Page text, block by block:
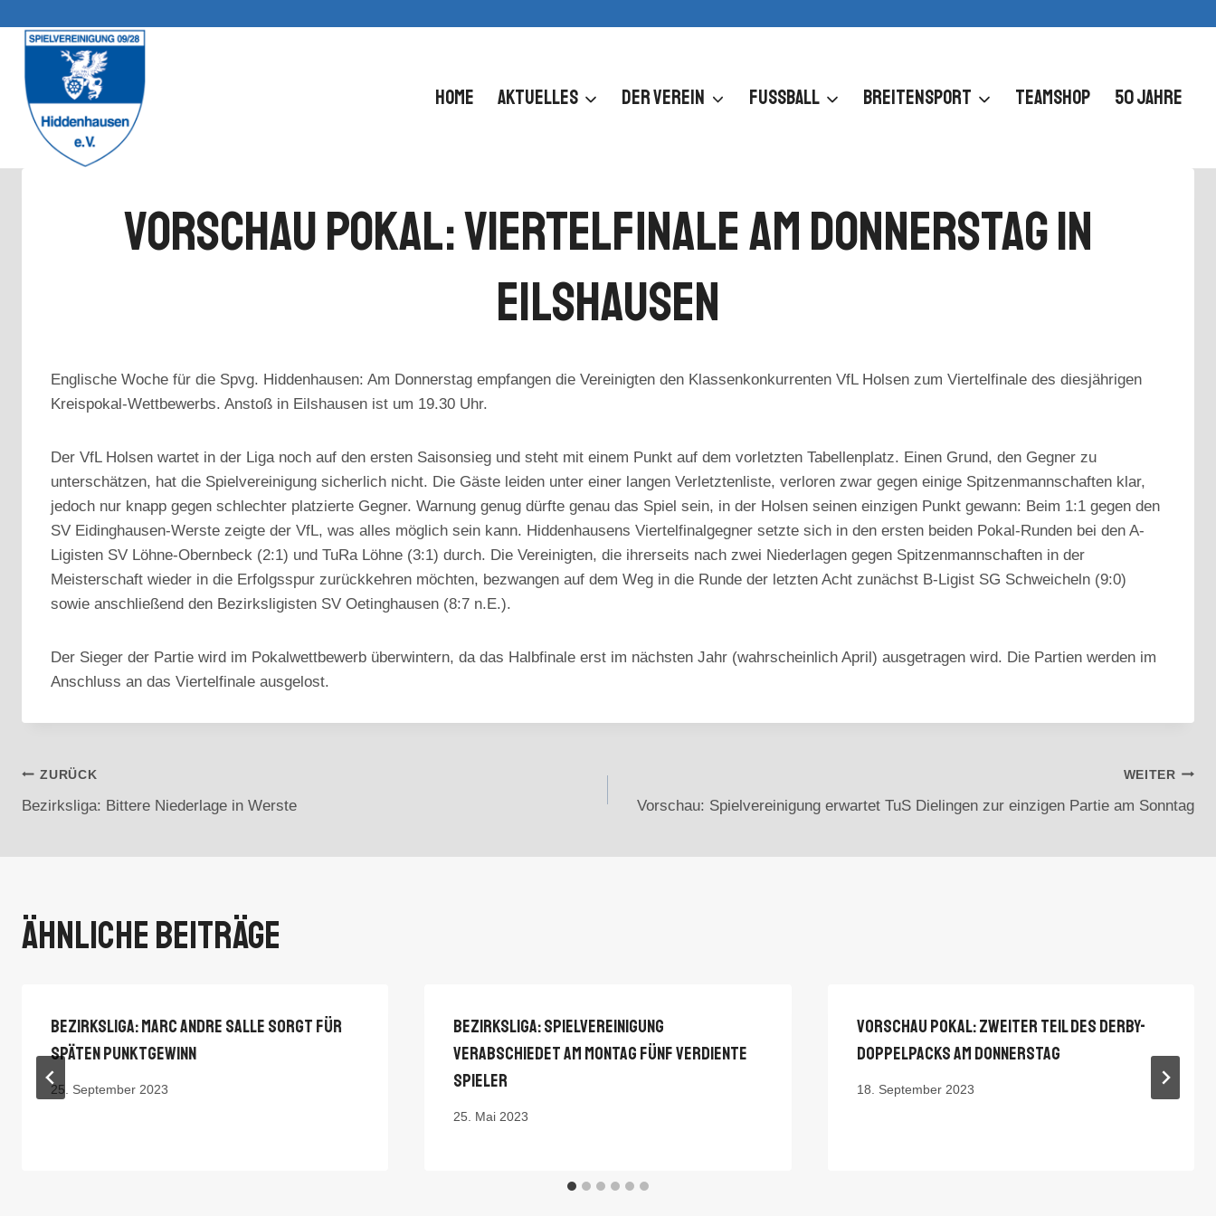
Inhalt
HOME AKTUELLES DER VEREIN FUSSBALL BREITENSPORT TEAMSHOP 50 JAHRE
Vorschau Pokal: Viertelfinale Am Donnerstag In
Eilshausen
Englische Woche für die Spvg. Hiddenhausen: Am Donnerstag empfangen die Vereinigten den Klassenkonkurrenten VfL Holsen zum Viertelfinale des diesjährigen
Kreispokal-Wettbewerbs. Anstoß in Eilshausen ist um 19.30 Uhr.
Der VfL Holsen wartet in der Liga noch auf den ersten Saisonsieg und steht mit einem Punkt auf dem vorletzten Tabellenplatz. Einen Grund, den Gegner zu
unterschätzen, hat die Spielvereinigung sicherlich nicht. Die Gäste leiden unter einer langen Verletztenliste, verloren zwar gegen einige Spitzenmannschaften klar,
jedoch nur knapp gegen schlechter platzierte Gegner. Warnung genug dürfte genau das Spiel sein, in der Holsen seinen einzigen Punkt gewann: Beim 1:1 gegen den
SV Eidinghausen-Werste zeigte der VfL, was alles möglich sein kann. Hiddenhausens Viertelfinalgegner setzte sich in den ersten beiden Pokal-Runden bei den A-
Ligisten SV Löhne-Obernbeck (2:1) und TuRa Löhne (3:1) durch. Die Vereinigten, die ihrerseits nach zwei Niederlagen gegen Spitzenmannschaften in der
Meisterschaft wieder in die Erfolgsspur zurückkehren möchten, bezwangen auf dem Weg in die Runde der letzten Acht zunächst B-Ligist SG Schweicheln (9:0)
sowie anschließend den Bezirksligisten SV Oetinghausen (8:7 n.E.).
Der Sieger der Partie wird im Pokalwettbewerb überwintern, da das Halbfinale erst im nächsten Jahr (wahrscheinlich April) ausgetragen wird. Die Partien werden im
Anschluss an das Viertelfinale ausgelost.
Beitragsnavigation
ZURÜCK
Bezirksliga: Bittere Niederlage in Werste
WEITER
Vorschau: Spielvereinigung erwartet TuS Dielingen zur einzigen Partie am Sonntag
Ähnliche Beiträge
Bezirksliga: Marc Andre Salle Sorgt Für
Späten Punktgewinn
25. September 2023
Bezirksliga: Spielvereinigung
Verabschiedet Am Montag Fünf Verdiente
Spieler
25. Mai 2023
Vorschau Pokal: Zweiter Teil Des Derby-
Doppelpacks Am Donnerstag
18. September 2023